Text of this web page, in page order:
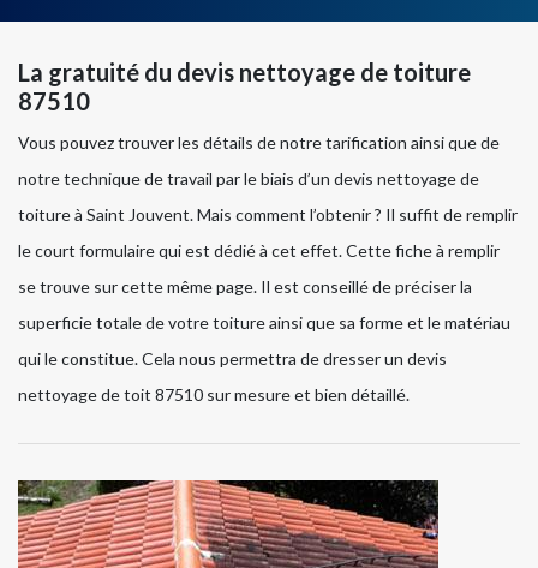
La gratuité du devis nettoyage de toiture
87510
Vous pouvez trouver les détails de notre tarification ainsi que de
notre technique de travail par le biais d’un devis nettoyage de
toiture à Saint Jouvent. Mais comment l’obtenir ? Il suffit de remplir
le court formulaire qui est dédié à cet effet. Cette fiche à remplir
se trouve sur cette même page. Il est conseillé de préciser la
superficie totale de votre toiture ainsi que sa forme et le matériau
qui le constitue. Cela nous permettra de dresser un devis
nettoyage de toit 87510 sur mesure et bien détaillé.